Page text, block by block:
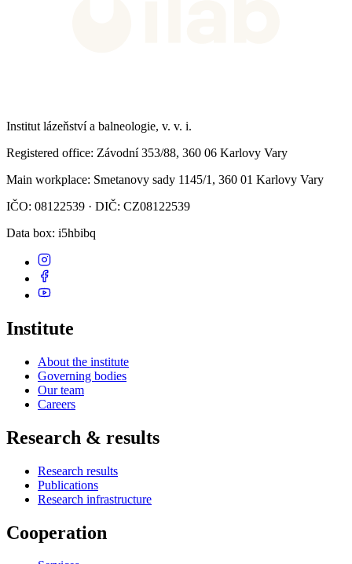
Institut lázeňství a balneologie, v. v. i.
Registered office: Závodní 353/88, 360 06 Karlovy Vary
Main workplace: Smetanovy sady 1145/1, 360 01 Karlovy Vary
IČO: 08122539 · DIČ: CZ08122539
Data box: i5hbibq
Institute
About the institute
Governing bodies
Our team
Careers
Research & results
Research results
Publications
Research infrastructure
Cooperation